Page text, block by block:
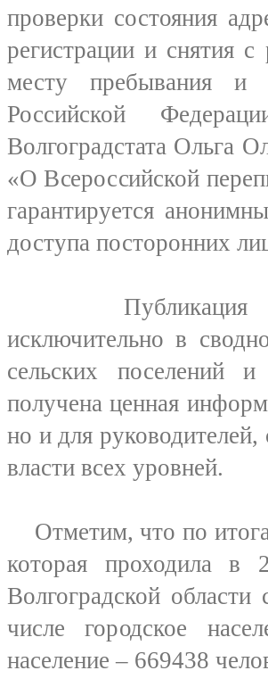
проверки состояния
регистрации и снятия с
месту пребывания и
Российской
Волгоградстата Ольга
«О Всероссийской
гарантируется
доступа посторонних
Публикация
исключительно в
сельских поселений
получена ценная
но и для руководителей,
власти всех уровней.
Отметим, что по
которая проходила в
Волгоградской
числе городское
население – 669438